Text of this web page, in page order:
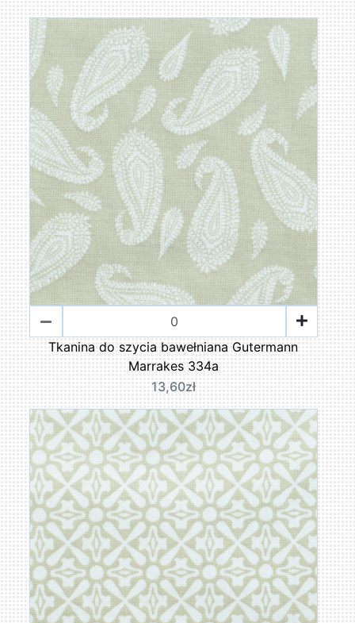
Tkanina do szycia bawełniana Gutermann
Marrakes 334a
13,60zł